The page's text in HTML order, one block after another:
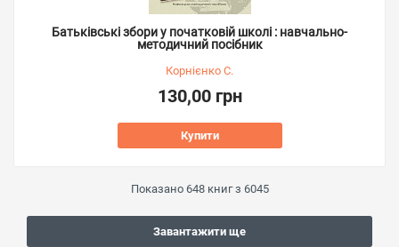
Батьківські збори у початковій школі : навчально-
методичний посібник
Корнієнко С.
130,00 грн
Купити
Показано 648книг з 6045
Завантажити ще